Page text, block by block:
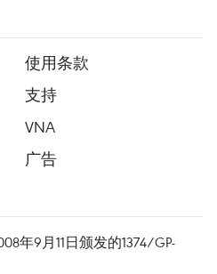
使用条款
支持
VNA
广告
年9月11日颁发的1374/GP-